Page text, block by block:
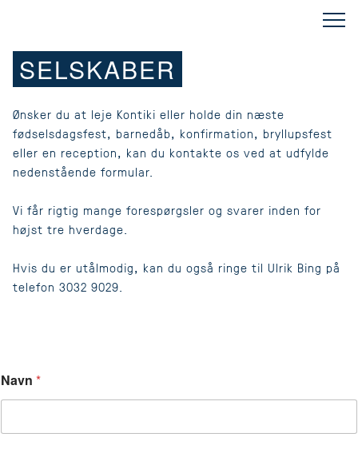
SELSKABER
Ønsker du at leje Kontiki eller holde din næste
fødselsdagsfest, barnedåb, konfirmation, bryllupsfest
eller en reception, kan du kontakte os ved at udfylde
nedenstående formular.
Vi får rigtig mange forespørgsler og svarer inden for
højst tre hverdage.
Hvis du er utålmodig, kan du også ringe til Ulrik Bing på
telefon 3032 9029.
A
n
a
Navn *